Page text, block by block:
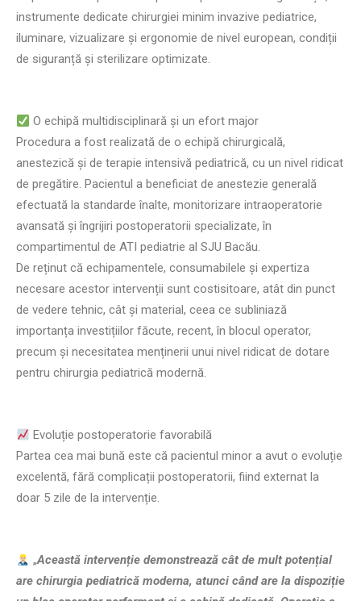
instrumente dedicate chirurgiei minim invazive pediatrice,
iluminare, vizualizare și ergonomie de nivel european, condiții
de siguranță și sterilizare optimizate.
O echipă multidisciplinară și un efort major
Procedura a fost realizată de o echipă chirurgicală,
anestezică și de terapie intensivă pediatrică, cu un nivel ridicat
de pregătire. Pacientul a beneficiat de anestezie generală
efectuată la standarde înalte, monitorizare intraoperatorie
avansată și îngrijiri postoperatorii specializate, în
compartimentul de ATI pediatrie al SJU Bacău.
De reținut că echipamentele, consumabilele și expertiza
necesare acestor intervenții sunt costisitoare, atât din punct
de vedere tehnic, cât și material, ceea ce subliniază
importanța investițiilor făcute, recent, în blocul operator,
precum și necesitatea menținerii unui nivel ridicat de dotare
pentru chirurgia pediatrică modernă.
Evoluție postoperatorie favorabilă
Partea cea mai bună este că pacientul minor a avut o evoluție
excelentă, fără complicații postoperatorii, fiind externat la
doar 5 zile de la intervenție.
„Această intervenție demonstrează cât de mult potențial
are chirurgia pediatrică moderna, atunci când are la dispoziție